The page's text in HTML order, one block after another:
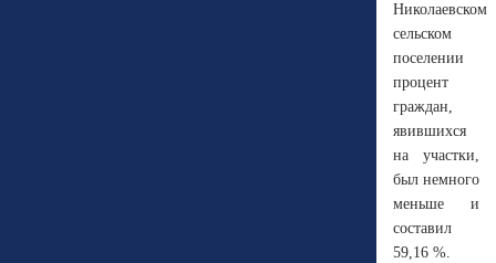
Николаевском
сельском
поселении
процент
граждан,
явившихся
на участки,
был немного
меньше и
составил
59,16 %.